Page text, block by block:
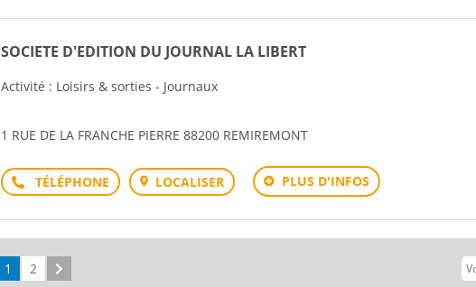
SOCIETE D'EDITION DU JOURNAL LA LIBERT
Activité : Loisirs & sorties - Journaux
1 RUE DE LA FRANCHE PIERRE 88200 REMIREMONT
Téléphone LOCALISER PLUS D'INFOS
1 2